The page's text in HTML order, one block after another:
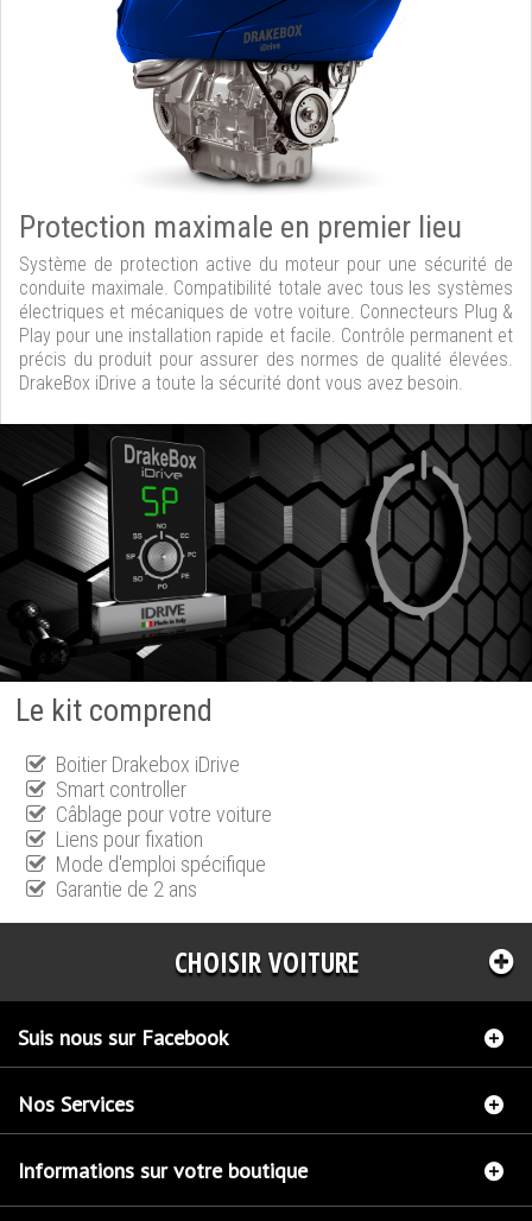
Protection maximale en premier lieu
Système de protection active du moteur pour une sécurité de
conduite maximale. Compatibilité totale avec tous les systèmes
électriques et mécaniques de votre voiture. Connecteurs Plug &
Play pour une installation rapide et facile. Contrôle permanent et
précis du produit pour assurer des normes de qualité élevées.
DrakeBox iDrive a toute la sécurité dont vous avez besoin.
Le kit comprend
Boitier Drakebox iDrive
Smart controller
Câblage pour votre voiture
Liens pour fixation
Mode d'emploi spécifique
Garantie de 2 ans
CHOISIR VOITURE
Suis nous sur Facebook
Nos Services
Informations sur votre boutique